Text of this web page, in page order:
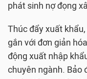
phát sinh nợ đọng
Thúc đẩy xuất
gắn với đơn giản
động xuất nhập
chuyên ngành. Bảo